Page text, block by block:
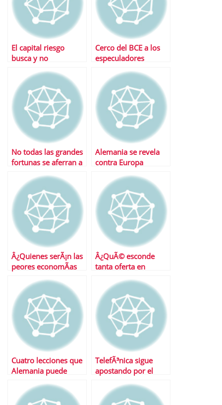
El capital riesgo
busca y no
se ha cerrado un
fondo en 2010
Cerco del BCE a los
especuladores
No todas las grandes
fortunas se aferran a
Alemania se revela
contra Europa
Â¿Quienes serÃ¡n las
peores economÃ­as
Â¿QuÃ© esconde
tanta oferta en
Cuatro lecciones que
Alemania puede
TelefÃ³nica sigue
apostando por el